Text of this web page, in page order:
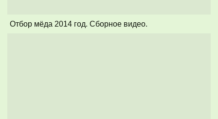
Отбор мёда 2014 год. Сборное видео.